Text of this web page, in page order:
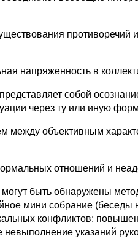
напряженность в
собой
через ту или иную
между объективным
отношений и
могут быть обнаружены
мини собрание (беседы
конфликтов;
указаний